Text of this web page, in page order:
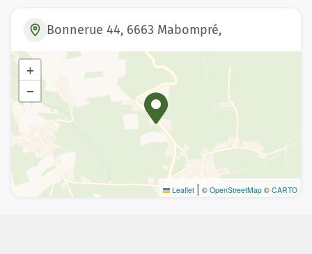
Bonnerue 44, 6663 Mabompré,
+
−
Leaflet | © OpenStreetMap © CARTO